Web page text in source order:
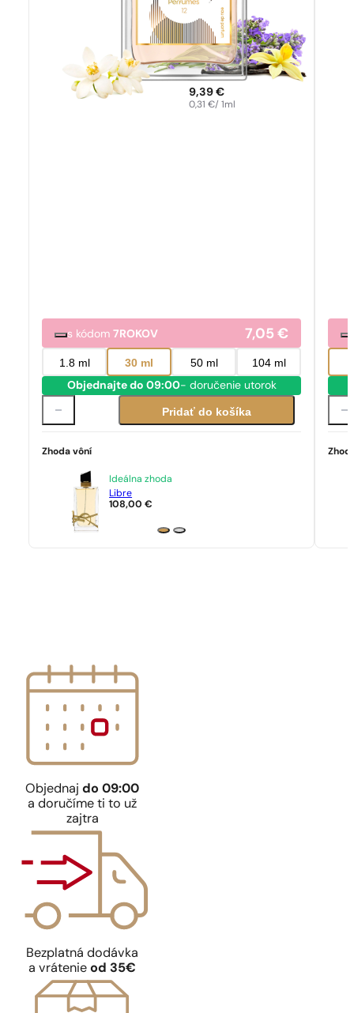
9,39€
0,31€/ 1ml
s kódom7ROKOV 7,05€
1.8 ml 30 ml 50 ml 104 ml
Objednajte do 09:00- doručenie utorok
Pridať do košíka
Zhoda vôní
Ideálna zhoda
Libre
108,00€
Objednajdo 09:00
a doručíme ti to už
zajtra
Bezplatná dodávka
a vrátenieod 35€